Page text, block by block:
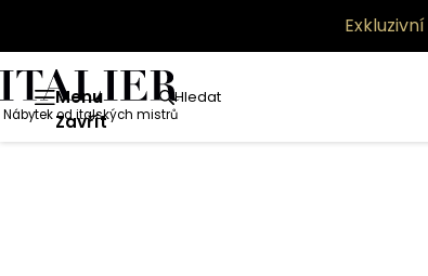
Exkluzivní
Menu
Zavřít
Hledat
Nábytek od italských mistrů